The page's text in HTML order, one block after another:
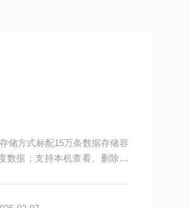
储方式标配15万条数据存储容
数据；支持本机查看、删除数